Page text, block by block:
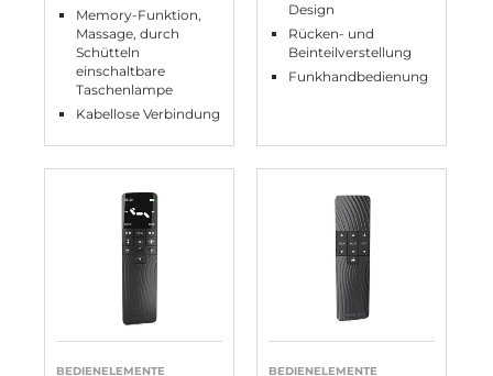
Memory-Funktion,
Massage, durch
Schütteln
einschaltbare
Taschenlampe
Kabellose Verbindung
Design
Rücken- und
Beinteilverstellung
Funkhandbedienung
BEDIENELEMENTE BEDIENELEMENTE